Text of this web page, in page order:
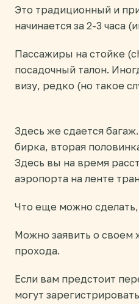
Это традиционный и
начинается за 2-3 часа
Пассажиры на стойке
посадочный талон.
визу, редко (но такое
Здесь же сдается
бирка, вторая
Здесь вы на время
аэропорта на ленте
Что еще можно сделать,
Можно заявить о своем
прохода.
Если вам предстоит
могут